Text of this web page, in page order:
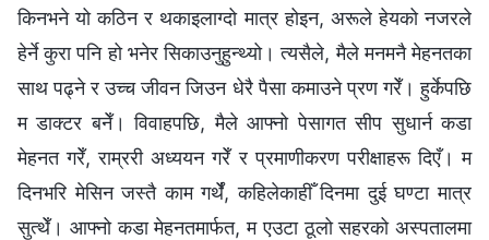
किनभने यो कठिन र थकाइलाग्दो मात्र होइन, अरूले हेयको नजरले
हेर्ने कुरा पनि हो भनेर सिकाउनुहुन्थ्यो। त्यसैले, मैले मनमनै मेहनतका
साथ पढ्ने र उच्च जीवन जिउन धेरै पैसा कमाउने प्रण गरेँ। हुर्केपछि
म डाक्टर बनेँ। विवाहपछि, मैले आफ्नो पेसागत सीप सुधार्न कडा
मेहनत गरेँ, राम्ररी अध्ययन गरेँ र प्रमाणीकरण परीक्षाहरू दिएँ। म
दिनभरि मेसिन जस्तै काम गर्थेँ, कहिलेकाहीँ दिनमा दुई घण्टा मात्र
सुत्थेँ। आफ्नो कडा मेहनतमार्फत, म एउटा ठूलो सहरको अस्पतालमा